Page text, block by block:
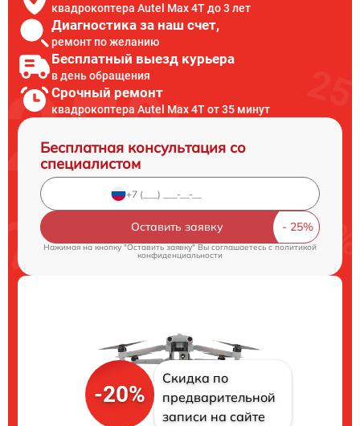
квадрокоптера Autel Max 4T до 3 лет
Диагностика за наш счет,
ремонт по желанию
Бесплатный выезд курьера
в день обращения
Срочный ремонт
квадрокоптера Autel Max 4T от 35 минут
Бесплатная консультация со
специалистом
Оставить заявку
Нажимая на кнопку "Оставить заявку" Вы соглашаетесь c политикой
конфиденциальности
-20%
Скидка по
предварительной
записи на сайте